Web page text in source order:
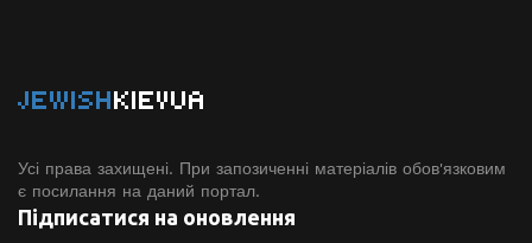
JEWISHKIEVUA
Усі права захищені. При запозиченні матеріалів обов'язковим
є посилання на даний портал.
Підписатися на оновлення